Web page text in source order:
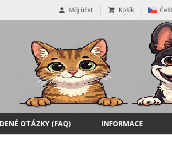
Můj účet Košík
OTÁZKY (FAQ) INFORMACE